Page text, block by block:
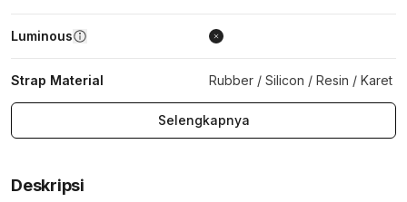
Luminous
Strap Material Rubber / Silicon / Resin / Karet
Selengkapnya
Deskripsi